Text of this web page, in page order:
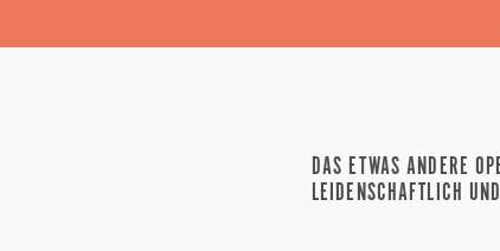
DAS ETWAS ANDERE
LEIDENSCHAFTLICH